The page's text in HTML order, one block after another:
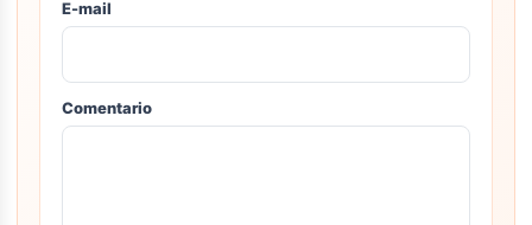
E-mail
Comentario